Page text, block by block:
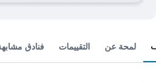
لمحة عن التقييمات فنادق